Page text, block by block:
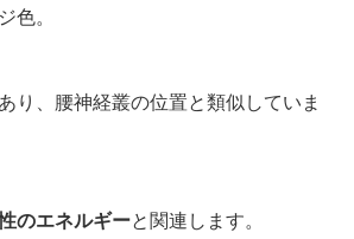
色。
り、腰神経叢の位置と類似していま
のエネルギーと関連します。